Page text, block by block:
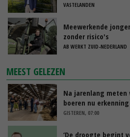
VASTELANDEN
Meewerkende
zonder risico's
AB WERKT ZUID-NEDERLAND
MEEST GELEZEN
Na jarenlang meten
boeren nu erkenning
GISTEREN, 07:00
‘De droogte begint